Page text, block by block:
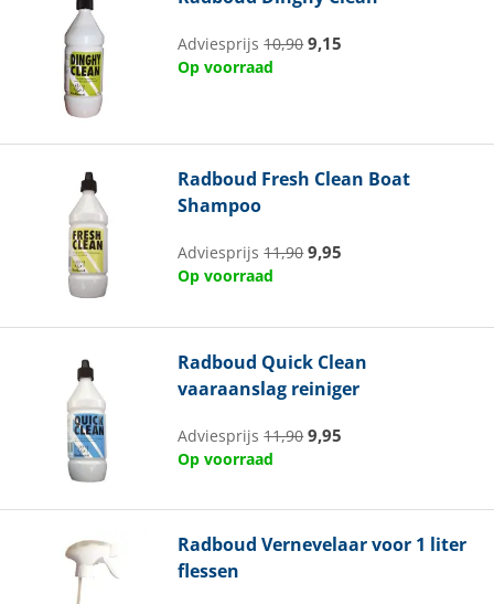
Adviesprijs10,90 9,15
Op voorraad
Radboud Fresh Clean Boat
Shampoo
Adviesprijs11,90 9,95
Op voorraad
Radboud Quick Clean
vaaraanslag reiniger
Adviesprijs11,90 9,95
Op voorraad
Radboud Vernevelaar voor 1 liter
flessen